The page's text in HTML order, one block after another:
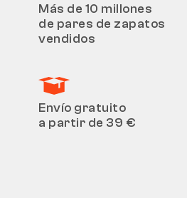
Más de 10 millones
de pares de zapatos
vendidos
Envío gratuito
a partir de 39 €